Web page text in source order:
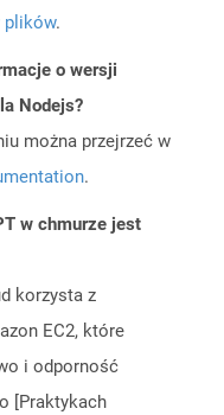
plików.
o wersji
Nodejs?
można przejrzeć w
.
w chmurze jest
korzysta z
EC2, które
i odporność
[Praktykach